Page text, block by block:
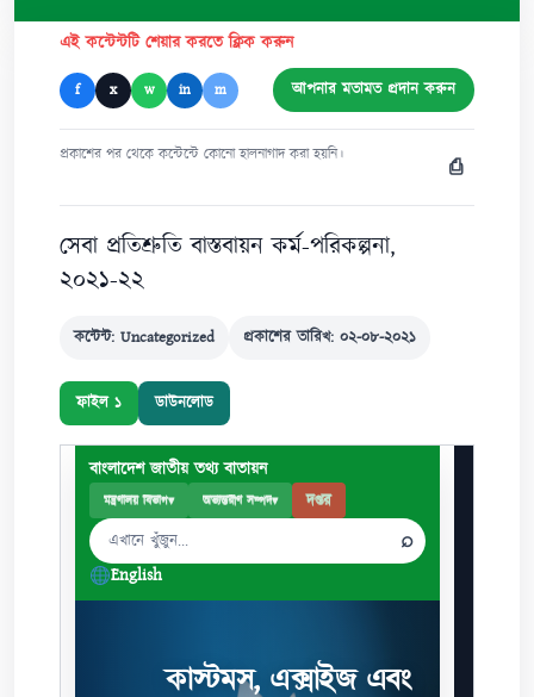
এই কন্টেন্টটি শেয়ার করতে ক্লিক করুন
f x w in m আপনার মতামত প্রদান করুন
প্রকাশের পর থেকে কন্টেন্টে কোনো হালনাগাদ করা হয়নি। ⎙
সেবা প্রতিশ্রুতি বাস্তবায়ন কর্ম-পরিকল্পনা,
২০২১-২২
কন্টেন্ট: Uncategorized প্রকাশের তারিখ: ০২-০৮-২০২১
ফাইল ১ ডাউনলোড